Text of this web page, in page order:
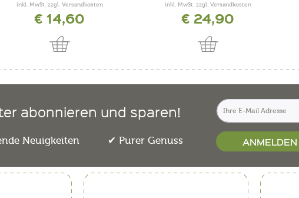
inkl. MwSt. zzgl. Versandkosten
€ 14,60
inkl. MwSt. zzgl. Versandkosten
€ 24,90
abonnieren und sparen!
Neuigkeiten Purer Genuss ANMELDEN